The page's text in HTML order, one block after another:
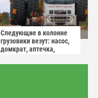
Следующие в колонне
грузовики везут: насос,
домкрат, аптечка,